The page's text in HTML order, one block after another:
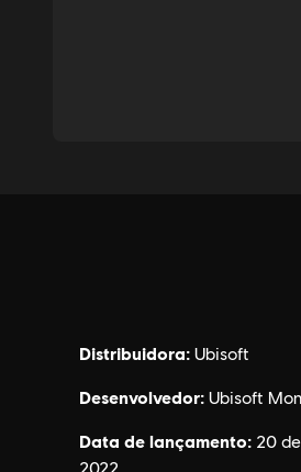
Desenvolvedor: